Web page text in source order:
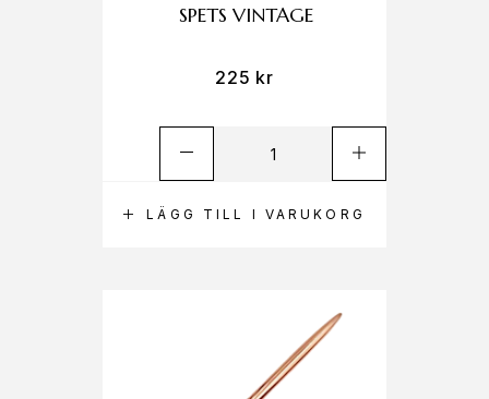
LÄGG TILL I VARUKORG
SPETS VINTAGE
225 kr